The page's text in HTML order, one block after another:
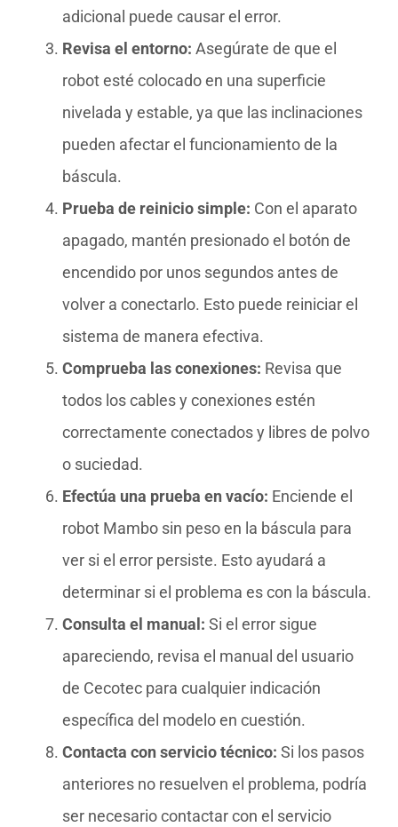
adicional puede causar el error.
Revisa el entorno: Asegúrate de que el
robot esté colocado en una superficie
nivelada y estable, ya que las inclinaciones
pueden afectar el funcionamiento de la
báscula.
Prueba de reinicio simple: Con el aparato
apagado, mantén presionado el botón de
encendido por unos segundos antes de
volver a conectarlo. Esto puede reiniciar el
sistema de manera efectiva.
Comprueba las conexiones: Revisa que
todos los cables y conexiones estén
correctamente conectados y libres de polvo
o suciedad.
Efectúa una prueba en vacío: Enciende el
robot Mambo sin peso en la báscula para
ver si el error persiste. Esto ayudará a
determinar si el problema es con la báscula.
Consulta el manual: Si el error sigue
apareciendo, revisa el manual del usuario
de Cecotec para cualquier indicación
específica del modelo en cuestión.
Contacta con servicio técnico: Si los pasos
anteriores no resuelven el problema, podría
ser necesario contactar con el servicio